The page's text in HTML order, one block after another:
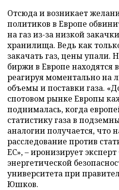
Отсюда и возникает
политиков в Европе
на газ из-за низкой
хранилища. Ведь как
закачать газ, цены упали.
биржи в Европе находятся
реагируя моментально на
объемы и поставки газа.
спотовом рынке Европы
поднималась, когда
статистику газа в
аналогии получается, что
расследование против
ЕС», – иронизирует
энергетической
университета при
Юшков.